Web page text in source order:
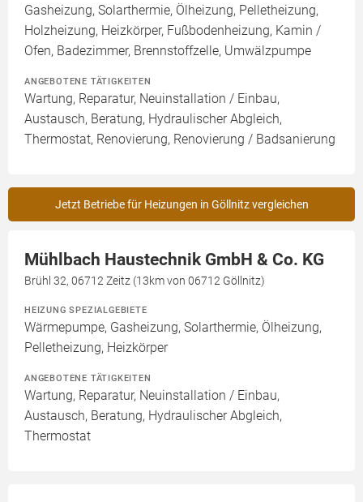
Gasheizung, Solarthermie, Ölheizung, Pelletheizung,
Holzheizung, Heizkörper, Fußbodenheizung, Kamin /
Ofen, Badezimmer, Brennstoffzelle, Umwälzpumpe
ANGEBOTENE TÄTIGKEITEN
Wartung, Reparatur, Neuinstallation / Einbau,
Austausch, Beratung, Hydraulischer Abgleich,
Thermostat, Renovierung, Renovierung / Badsanierung
Jetzt Betriebe für Heizungen in Göllnitz vergleichen
Mühlbach Haustechnik GmbH & Co. KG
Brühl 32, 06712 Zeitz (13km von 06712 Göllnitz)
HEIZUNG SPEZIALGEBIETE
Wärmepumpe, Gasheizung, Solarthermie, Ölheizung,
Pelletheizung, Heizkörper
ANGEBOTENE TÄTIGKEITEN
Wartung, Reparatur, Neuinstallation / Einbau,
Austausch, Beratung, Hydraulischer Abgleich,
Thermostat